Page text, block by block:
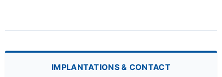
IMPLANTATIONS & CONTACT